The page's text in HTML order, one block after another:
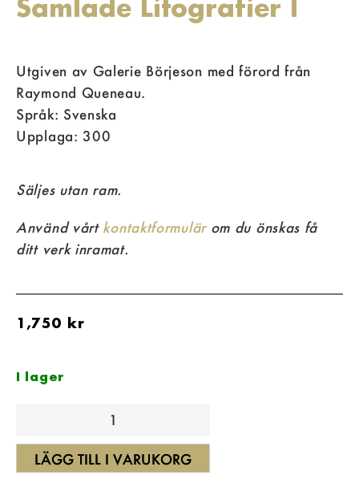
Samlade Litografier I
Utgiven av Galerie Börjeson med förord från
Raymond Queneau.
Språk: Svenska
Upplaga: 300
Säljes utan ram.
Använd vårt kontaktformulärom du önskas få
ditt verk inramat.
1,750 kr
I lager
LÄGG TILL I VARUKORG